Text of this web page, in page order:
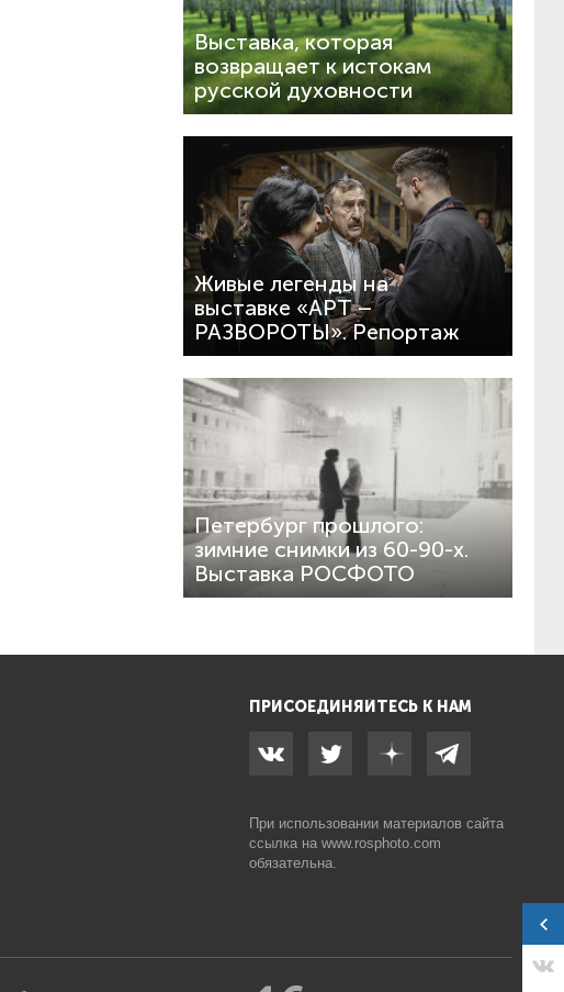
Выставка, которая
возвращает к истокам
русской духовности
Живые легенды на
выставке «АРТ –
РАЗВОРОТЫ». Репортаж
Петербург прошлого:
зимние снимки из 60-90-х.
Выставка РОСФОТО
ПРИСОЕДИНЯЙТЕСЬ К НАМ
При использовании материалов сайта
ссылка на www.rosphoto.com
обязательна.